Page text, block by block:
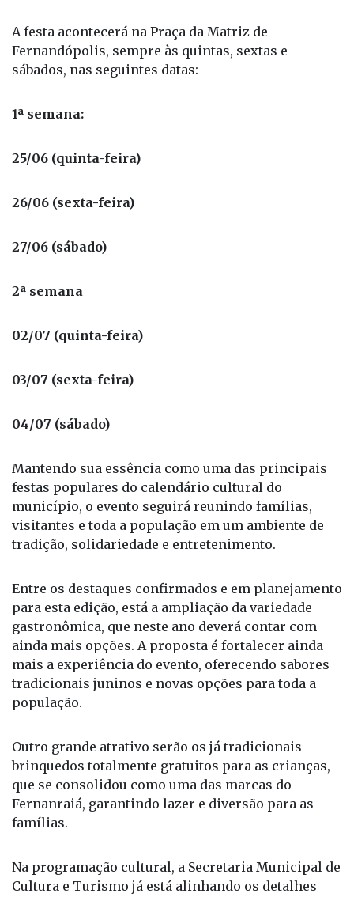
A festa acontecerá na Praça da Matriz de
Fernandópolis, sempre às quintas, sextas e
sábados, nas seguintes datas:
1ª semana:
25/06 (quinta-feira)
26/06 (sexta-feira)
27/06 (sábado)
2ª semana
02/07 (quinta-feira)
03/07 (sexta-feira)
04/07 (sábado)
Mantendo sua essência como uma das principais
festas populares do calendário cultural do
município, o evento seguirá reunindo famílias,
visitantes e toda a população em um ambiente de
tradição, solidariedade e entretenimento.
Entre os destaques confirmados e em planejamento
para esta edição, está a ampliação da variedade
gastronômica, que neste ano deverá contar com
ainda mais opções. A proposta é fortalecer ainda
mais a experiência do evento, oferecendo sabores
tradicionais juninos e novas opções para toda a
população.
Outro grande atrativo serão os já tradicionais
brinquedos totalmente gratuitos para as crianças,
que se consolidou como uma das marcas do
Fernanraiá, garantindo lazer e diversão para as
famílias.
Na programação cultural, a Secretaria Municipal de
Cultura e Turismo já está alinhando os detalhes